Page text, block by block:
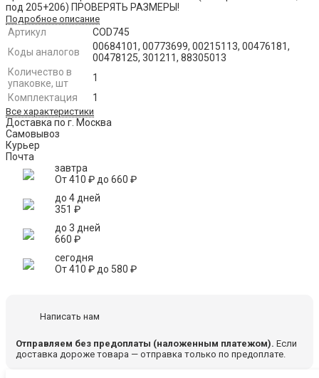
под 205+206) ПРОВЕРЯТЬ РАЗМЕРЫ!
Подробное описание
Артикул
COD745
Коды аналогов
00684101, 00773699, 00215113, 00476181,
00478125, 301211, 88305013
Количество в
упаковке, шт
1
Комплектация
1
Все характеристики
Доставка по г. Москва
Самовывоз
Курьер
Почта
завтра
От410 ₽до 660 ₽
до 4 дней
351 ₽
до 3 дней
660 ₽
сегодня
От410 ₽до 580 ₽
Написать нам
Отправляем без предоплаты (наложенным платежом). Если
доставка дороже товара — отправка только по предоплате.